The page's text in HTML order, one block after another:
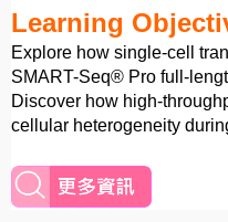
Learning
Explore how single-cell
SMART-Seq® Pro full-
Discover how high-
cellular heterogeneity